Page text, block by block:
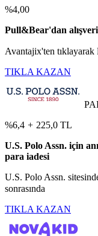
%4,00
Pull&Bear'dan
Avantajix'ten
TIKLA KAZAN
%6,4 + 225,0 TL
U.S. Polo Assn. için
para iadesi
U.S. Polo Assn.
sonrasında
TIKLA KAZAN